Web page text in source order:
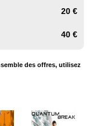
20 €
40 €
des offres, utilisez